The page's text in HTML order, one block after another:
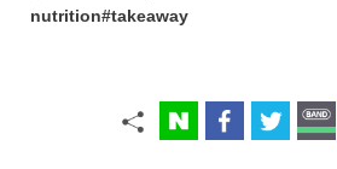
nutrition#takeaway